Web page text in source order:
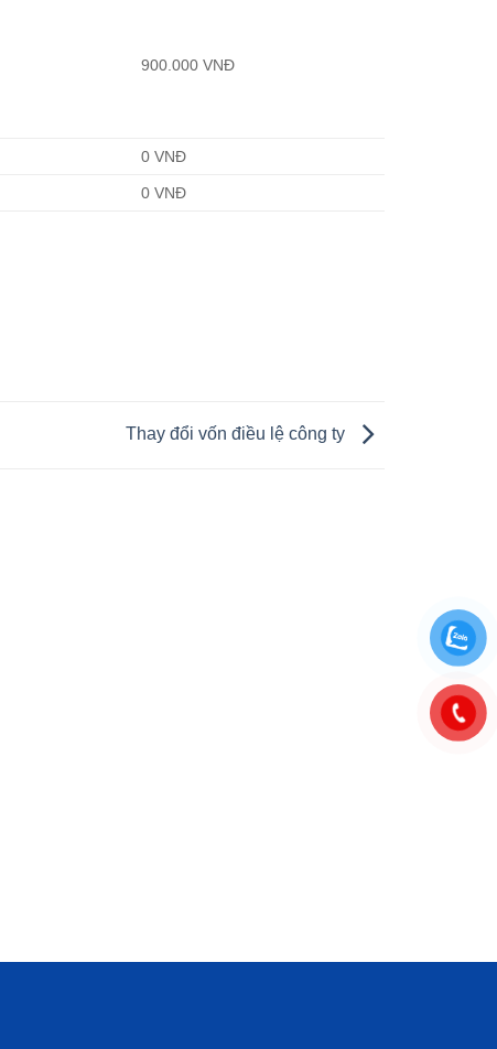
900.000 VNĐ
0 VNĐ
0 VNĐ
Thay đổi vốn điều lệ công ty